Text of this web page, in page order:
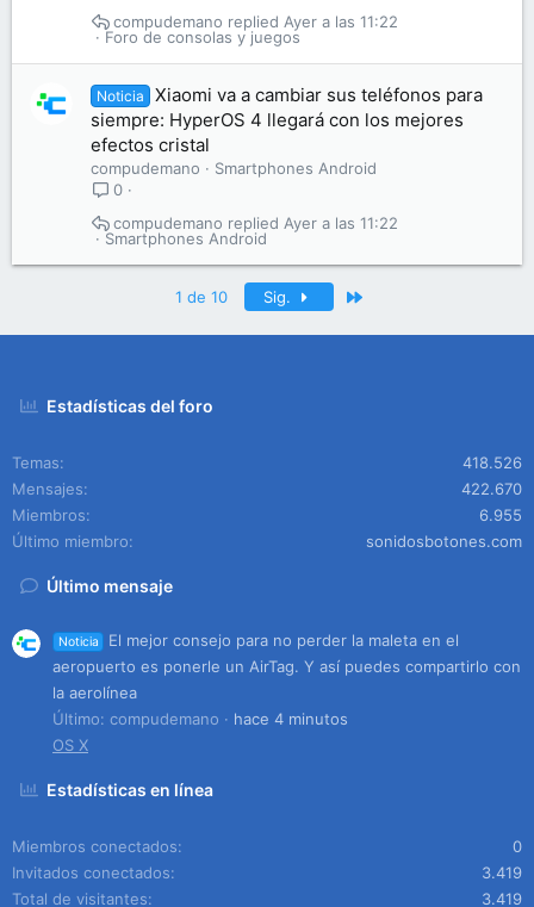
Foro de consolas y juegos
Ayer a las 11:22
compudemano
Noticia
Xiaomi va a cambiar sus teléfonos para
siempre: HyperOS 4 llegará con los mejores
efectos cristal
compudemano
Smartphones Android
0
Smartphones Android
Ayer a las 11:22
compudemano
1 de 10 Sig.
Estadísticas del foro
Temas
418.526
Mensajes
422.670
Miembros
6.955
Último miembro
sonidosbotones.com
Último mensaje
Noticia
El mejor consejo para no perder la maleta en el
aeropuerto es ponerle un AirTag. Y así puedes compartirlo con
la aerolínea
Último: compudemano
hace 4 minutos
OS X
Estadísticas en línea
Miembros conectados
0
Invitados conectados
3.419
Total de visitantes
3.419